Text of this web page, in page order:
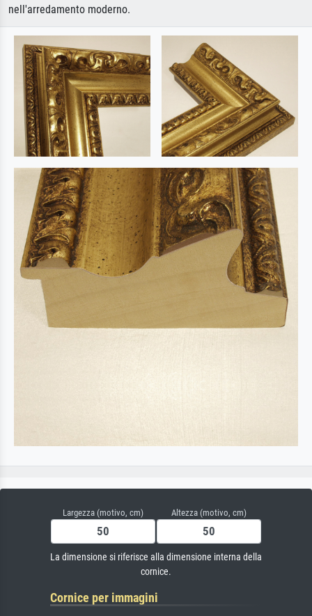
nell'arredamento moderno.
Largezza (motivo, cm) Altezza (motivo, cm)
La dimensione si riferisce alla dimensione interna della
cornice.
Cornice per immagini